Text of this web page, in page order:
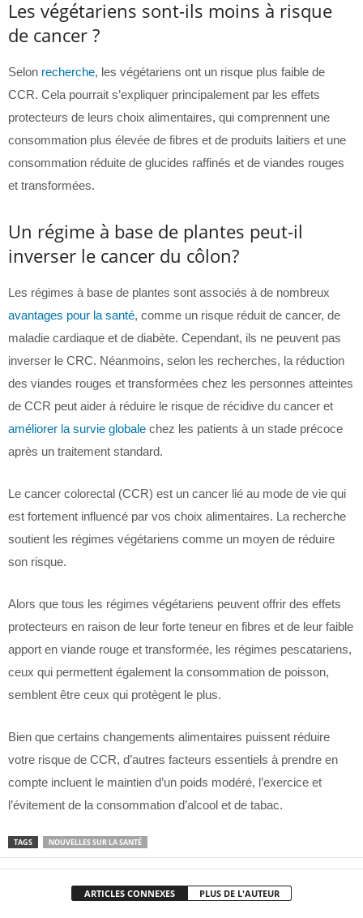
Les végétariens sont-ils moins à risque
de cancer ?
Selon recherche, les végétariens ont un risque plus faible de
CCR. Cela pourrait s’expliquer principalement par les effets
protecteurs de leurs choix alimentaires, qui comprennent une
consommation plus élevée de fibres et de produits laitiers et une
consommation réduite de glucides raffinés et de viandes rouges
et transformées.
Un régime à base de plantes peut-il
inverser le cancer du côlon?
Les régimes à base de plantes sont associés à de nombreux
avantages pour la santé, comme un risque réduit de cancer, de
maladie cardiaque et de diabète. Cependant, ils ne peuvent pas
inverser le CRC. Néanmoins, selon les recherches, la réduction
des viandes rouges et transformées chez les personnes atteintes
de CCR peut aider à réduire le risque de récidive du cancer et
améliorer la survie globale chez les patients à un stade précoce
après un traitement standard.
Le cancer colorectal (CCR) est un cancer lié au mode de vie qui
est fortement influencé par vos choix alimentaires. La recherche
soutient les régimes végétariens comme un moyen de réduire
son risque.
Alors que tous les régimes végétariens peuvent offrir des effets
protecteurs en raison de leur forte teneur en fibres et de leur faible
apport en viande rouge et transformée, les régimes pescatariens,
ceux qui permettent également la consommation de poisson,
semblent être ceux qui protègent le plus.
Bien que certains changements alimentaires puissent réduire
votre risque de CCR, d’autres facteurs essentiels à prendre en
compte incluent le maintien d’un poids modéré, l’exercice et
l’évitement de la consommation d’alcool et de tabac.
TAGS NOUVELLES SUR LA SANTÉ
ARTICLES CONNEXES PLUS DE L'AUTEUR